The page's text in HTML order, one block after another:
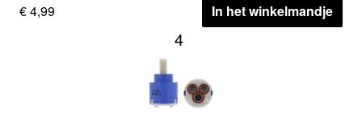
€ 4,99 In het winkelmandje
4